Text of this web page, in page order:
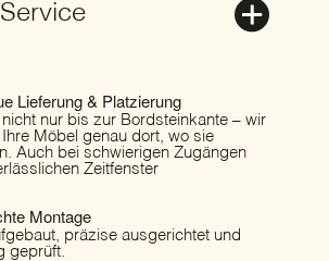
Lieferung & Platzierung
nicht nur bis zur Bordsteinkante – wir
Möbel genau dort, wo sie
Auch bei schwierigen Zugängen
Zeitfenster
Montage
präzise ausgerichtet und
geprüft.